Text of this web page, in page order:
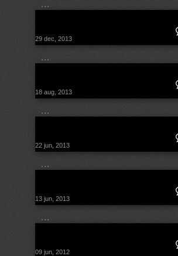
...
29 dec, 2013
...
18 aug, 2013
...
22 jun, 2013
...
13 jun, 2013
...
09 jun, 2012